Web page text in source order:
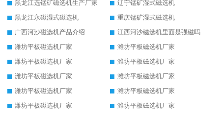
黑龙江选锰矿磁选机生产厂家
辽宁锰矿湿式磁选机
黑龙江永磁湿式磁选机
重庆锰矿湿式磁选机
广西河沙磁选机产品介绍
江西河沙磁选机里面是强磁吗
潍坊平板磁选机厂家
潍坊平板磁选机厂家
潍坊平板磁选机厂家
潍坊平板磁选机厂家
潍坊平板磁选机厂家
潍坊平板磁选机厂家
潍坊平板磁选机厂家
潍坊平板磁选机厂家
潍坊平板磁选机厂家
潍坊平板磁选机厂家